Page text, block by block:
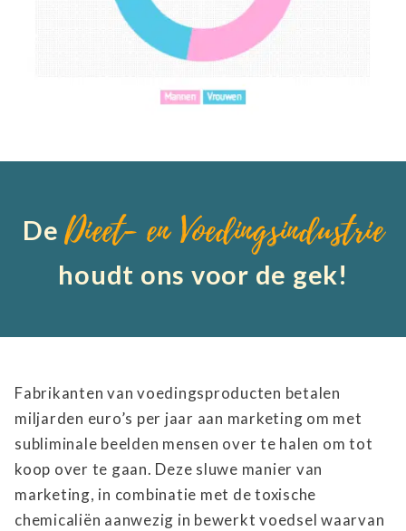
De Dieet- en Voedingsindustrie
houdt ons voor de gek!
Fabrikanten van voedingsproducten betalen
miljarden euro’s per jaar aan marketing om met
subliminale beelden mensen over te halen om tot
koop over te gaan. Deze sluwe manier van
marketing, in combinatie met de toxische
chemicaliën aanwezig in bewerkt voedsel waarvan